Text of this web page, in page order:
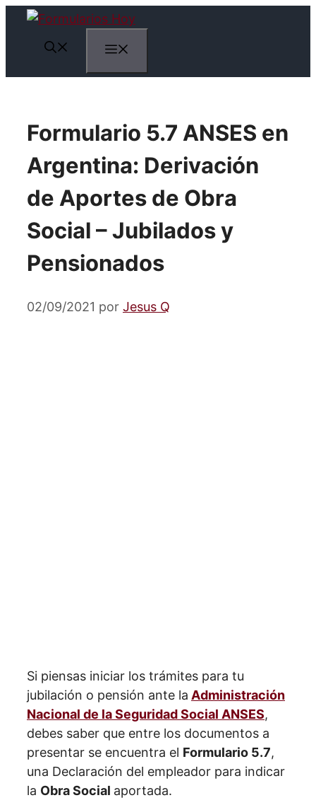
Saltar
contenido
Formulario 5.7 ANSES en
Argentina: Derivación
de Aportes de Obra
Social – Jubilados y
Pensionados
02/09/2021 por Jesus Q
Si piensas iniciar los trámites para tu
jubilación o pensión ante la Administración
Nacional de la Seguridad Social ANSES,
debes saber que entre los documentos a
presentar se encuentra el Formulario 5.7,
una Declaración del empleador para indicar
la Obra Social aportada.